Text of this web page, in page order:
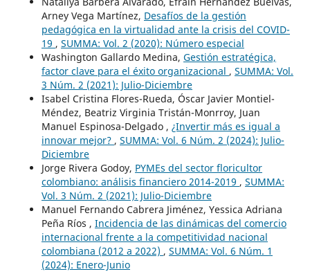
Arney Vega Martínez, Desafíos de la gestión
pedagógica en la virtualidad ante la crisis del COVID-
19 , SUMMA: Vol. 2 (2020): Número especial
Washington Gallardo Medina, Gestión estratégica,
factor clave para el éxito organizacional , SUMMA: Vol.
3 Núm. 2 (2021): Julio-Diciembre
Isabel Cristina Flores-Rueda, Óscar Javier Montiel-
Méndez, Beatriz Virginia Tristán-Monrroy, Juan
Manuel Espinosa-Delgado , ¿Invertir más es igual a
innovar mejor? , SUMMA: Vol. 6 Núm. 2 (2024): Julio-
Diciembre
Jorge Rivera Godoy, PYMEs del sector floricultor
colombiano: análisis financiero 2014-2019 , SUMMA:
Vol. 3 Núm. 2 (2021): Julio-Diciembre
Manuel Fernando Cabrera Jiménez, Yessica Adriana
Peña Ríos , Incidencia de las dinámicas del comercio
internacional frente a la competitividad nacional
colombiana (2012 a 2022) , SUMMA: Vol. 6 Núm. 1
(2024): Enero-Junio